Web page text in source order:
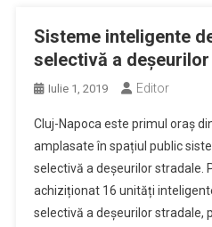
Sisteme inteligente
selectivă a
Iulie 1, 2019 Editor
Cluj-Napoca este primul oraș
amplasate în spațiul public
selectivă a deșeurilor stradale.
achiziționat 16 unități
selectivă a deșeurilor stradale,